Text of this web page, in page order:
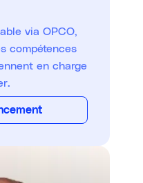
via OPCO,
compétences
en charge